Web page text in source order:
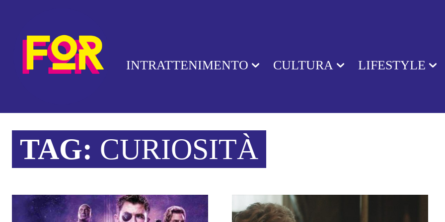
INTRATTENIMENTO CULTURA LIFESTYLE
TAG: CURIOSITÀ